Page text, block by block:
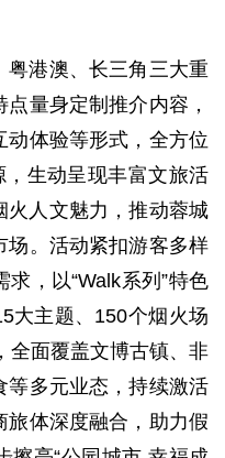
粤港澳、长三角三大重
量身定制推介内容，
动体验等形式，全方位
，生动呈现丰富文旅活
火人文魅力，推动蓉城
场。活动紧扣游客多样
，以“Walk系列”特色
大主题、150个烟火场
全面覆盖文博古镇、非
等多元业态，持续激活
旅体深度融合，助力假